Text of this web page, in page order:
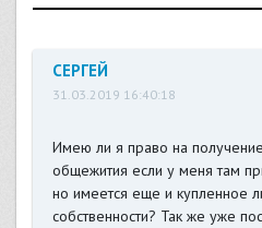
СЕРГЕЙ
31.03.2019 16:40:18
Имею ли я право на
общежития если у меня там
но имеется еще и купленное
собственности? Так же уже